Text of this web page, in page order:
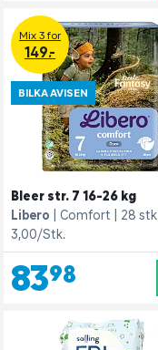
Mix 3 for
149.-
BILKA AVISEN
Bleer str. 7 16-26 kg
Libero
Comfort
28 stk
3,00/Stk.
83,98